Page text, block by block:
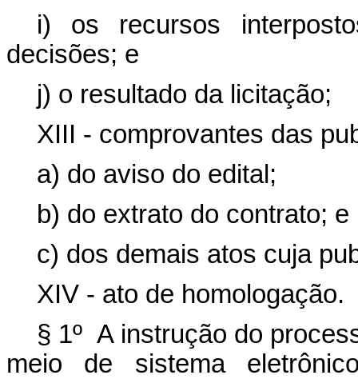
i) os recursos
decisões; e
j) o resultado da licitação;
XIII - comprovantes das
a) do aviso do edital;
b) do extrato do contrato; e
c) dos demais atos cuja
XIV - ato de homologação.
§ 1º A instrução do
meio de sistema